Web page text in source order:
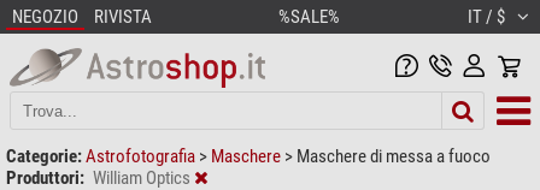
NEGOZIO RIVISTA %SALE% IT / $
Categorie:Astrofotografia > Maschere > Maschere di messa a fuoco
Produttori: William Optics